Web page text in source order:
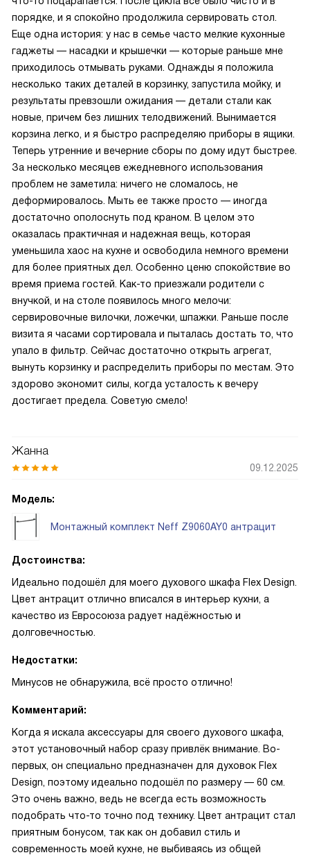
порядке, и я спокойно продолжила сервировать стол.
Еще одна история: у нас в семье часто мелкие кухонные
гаджеты — насадки и крышечки — которые раньше мне
приходилось отмывать руками. Однажды я положила
несколько таких деталей в корзинку, запустила мойку, и
результаты превзошли ожидания — детали стали как
новые, причем без лишних телодвижений. Вынимается
корзина легко, и я быстро распределяю приборы в ящики.
Теперь утренние и вечерние сборы по дому идут быстрее.
За несколько месяцев ежедневного использования
проблем не заметила: ничего не сломалось, не
деформировалось. Мыть ее также просто — иногда
достаточно ополоснуть под краном. В целом это
оказалась практичная и надежная вещь, которая
уменьшила хаос на кухне и освободила немного времени
для более приятных дел. Особенно ценю спокойствие во
время приема гостей. Как-то приезжали родители с
внучкой, и на столе появилось много мелочи:
сервировочные вилочки, ложечки, шпажки. Раньше после
визита я часами сортировала и пыталась достать то, что
упало в фильтр. Сейчас достаточно открыть агрегат,
вынуть корзинку и распределить приборы по местам. Это
здорово экономит силы, когда усталость к вечеру
достигает предела. Советую смело!
Жанна
09.12.2025
Модель:
Монтажный комплект Neff Z9060AY0 антрацит
Достоинства:
Идеально подошёл для моего духового шкафа Flex Design.
Цвет антрацит отлично вписался в интерьер кухни, а
качество из Евросоюза радует надёжностью и
долговечностью.
Недостатки:
Минусов не обнаружила, всё просто отлично!
Комментарий:
Когда я искала аксессуары для своего духового шкафа,
этот установочный набор сразу привлёк внимание. Во-
первых, он специально предназначен для духовок Flex
Design, поэтому идеально подошёл по размеру — 60 см.
Это очень важно, ведь не всегда есть возможность
подобрать что-то точно под технику. Цвет антрацит стал
приятным бонусом, так как он добавил стиль и
современность моей кухне, не выбиваясь из общей